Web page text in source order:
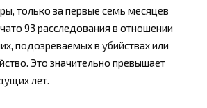
только за первые семь месяцев
93 расследования в отношении
подозреваемых в убийствах или
Это значительно превышает
лет.